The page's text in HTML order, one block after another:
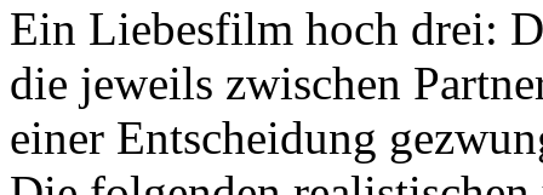
Ein Liebesfilm hoch drei:
die jeweils zwischen
einer Entscheidung